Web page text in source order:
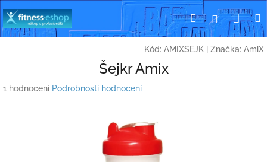
na
obsah
HledatPřihlášení
Kód: AMIXSEJK Značka: AmiX
Šejkr Amix
Průměrné
1 hodnocení Podrobnosti hodnocení